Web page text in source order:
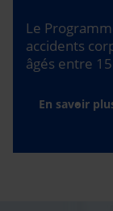
Le
accidents
âgés entre
En savoir